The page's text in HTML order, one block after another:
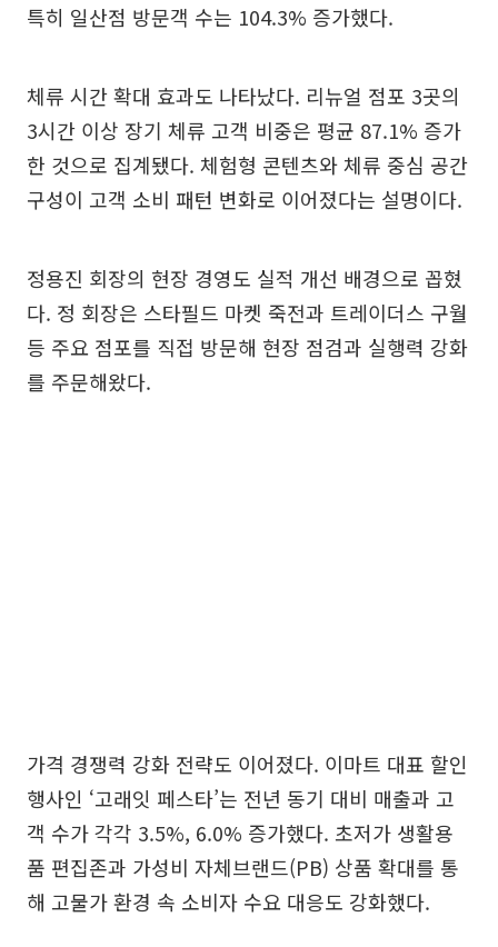
특히 일산점 방문객 수는 104.3% 증가했다.
체류 시간 확대 효과도 나타났다. 리뉴얼 점포 3곳의
3시간 이상 장기 체류 고객 비중은 평균 87.1% 증가
한 것으로 집계됐다. 체험형 콘텐츠와 체류 중심 공간
구성이 고객 소비 패턴 변화로 이어졌다는 설명이다.
정용진 회장의 현장 경영도 실적 개선 배경으로 꼽혔
다. 정 회장은 스타필드 마켓 죽전과 트레이더스 구월
등 주요 점포를 직접 방문해 현장 점검과 실행력 강화
를 주문해왔다.
가격 경쟁력 강화 전략도 이어졌다. 이마트 대표 할인
행사인 ‘고래잇 페스타’는 전년 동기 대비 매출과 고
객 수가 각각 3.5%, 6.0% 증가했다. 초저가 생활용
품 편집존과 가성비 자체브랜드(PB) 상품 확대를 통
해 고물가 환경 속 소비자 수요 대응도 강화했다.